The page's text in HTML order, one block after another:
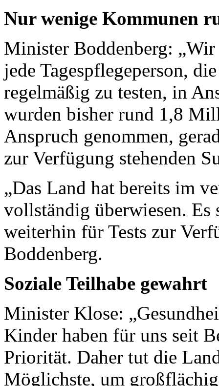
Nur wenige Kommunen
Minister Boddenberg:
jede Tagespflegeperson,
regelmäßig zu testen, in
wurden bisher rund 1,8
Anspruch genommen,
zur Verfügung stehenden
„Das Land hat bereits im
vollständig überwiesen. Es
weiterhin für Tests zur
Boddenberg.
Soziale Teilhabe gewahrt
Minister Klose:
Kinder haben für uns seit
Priorität. Daher tut die
Möglichste, um